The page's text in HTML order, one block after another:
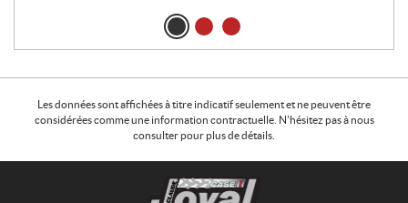
Les données sont affichées à titre indicatif seulement et ne peuvent être
considérées comme une information contractuelle. N'hésitez pas à nous
consulter pour plus de détails.